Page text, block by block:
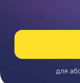
для